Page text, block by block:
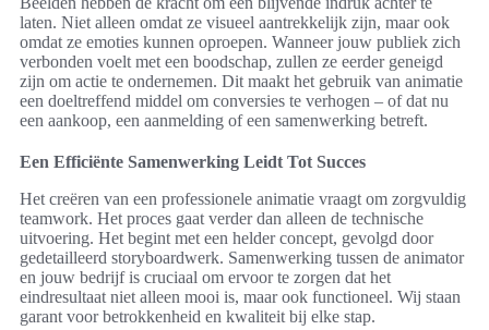
laten. Niet alleen omdat ze visueel aantrekkelijk zijn, maar ook
omdat ze emoties kunnen oproepen. Wanneer jouw publiek zich
verbonden voelt met een boodschap, zullen ze eerder geneigd
zijn om actie te ondernemen. Dit maakt het gebruik van animatie
een doeltreffend middel om conversies te verhogen – of dat nu
een aankoop, een aanmelding of een samenwerking betreft.
Een Efficiënte Samenwerking Leidt Tot Succes
Het creëren van een professionele animatie vraagt om zorgvuldig
teamwork. Het proces gaat verder dan alleen de technische
uitvoering. Het begint met een helder concept, gevolgd door
gedetailleerd storyboardwerk. Samenwerking tussen de animator
en jouw bedrijf is cruciaal om ervoor te zorgen dat het
eindresultaat niet alleen mooi is, maar ook functioneel. Wij staan
garant voor betrokkenheid en kwaliteit bij elke stap.